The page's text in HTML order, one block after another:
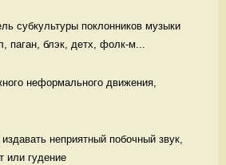
субкультуры поклонников музыки
паган, блэк, детх, фолк-м...
неформального движения,
неприятный побочный звук,
или гудение